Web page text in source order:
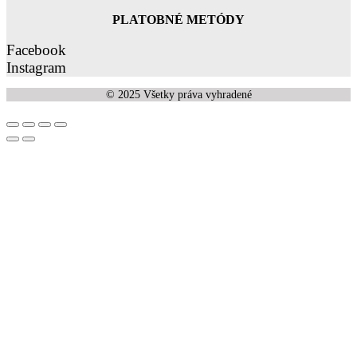
PLATOBNÉ METÓDY
Facebook
Instagram
© 2025 Všetky práva vyhradené